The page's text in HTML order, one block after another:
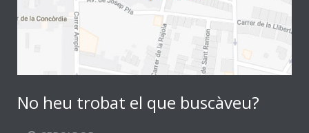
No heu trobat el que buscàveu?